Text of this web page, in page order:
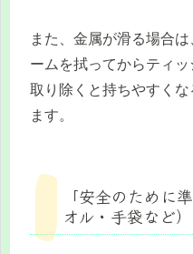
また、金属が滑る場合
ームを拭ってからティ
取り除くと持ちやすく
ます。
「安全のために
オル・手袋など）